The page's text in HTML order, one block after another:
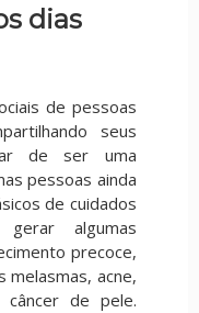
dias
de pessoas
seus
de ser uma
pessoas ainda
de cuidados
algumas
precoce,
melasmas, acne,
de pele.